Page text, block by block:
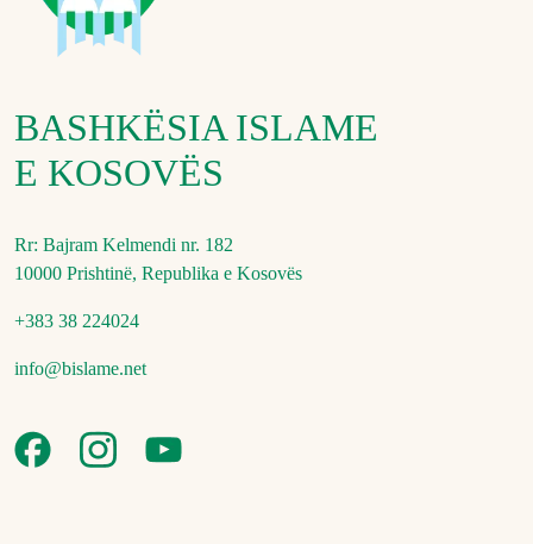
BASHKËSIA ISLAME
E KOSOVËS
Rr: Bajram Kelmendi nr. 182
10000 Prishtinë, Republika e Kosovës
+383 38 224024
info@bislame.net